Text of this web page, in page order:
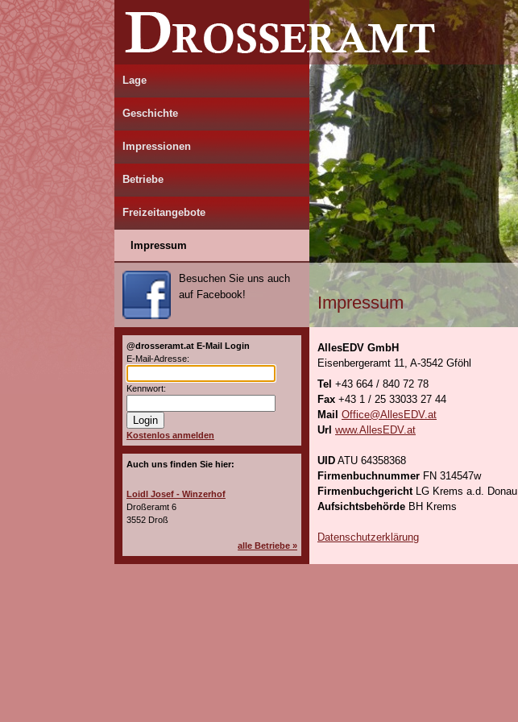
Besuchen Sie uns auch
auf Facebook!
Impressum
Lage
Geschichte
Impressionen
Betriebe
Freizeitangebote
Impressum
@drosseramt.at E-Mail Login
E-Mail-Adresse:
Kennwort:
Kostenlos anmelden
Auch uns finden Sie hier:
Loidl Josef - Winzerhof
Droßeramt 6
3552 Droß
alle Betriebe »
AllesEDV GmbH
Eisenbergeramt 11, A-3542 Gföhl
Tel +43 664 / 840 72 78
Fax +43 1 / 25 33033 27 44
Mail Office@AllesEDV.at
Url www.AllesEDV.at
UID ATU 64358368
Firmenbuchnummer FN 314547w
FirmenbuchgerichtLG Krems a.d. Donau
Aufsichtsbehörde BH Krems
Datenschutzerklärung